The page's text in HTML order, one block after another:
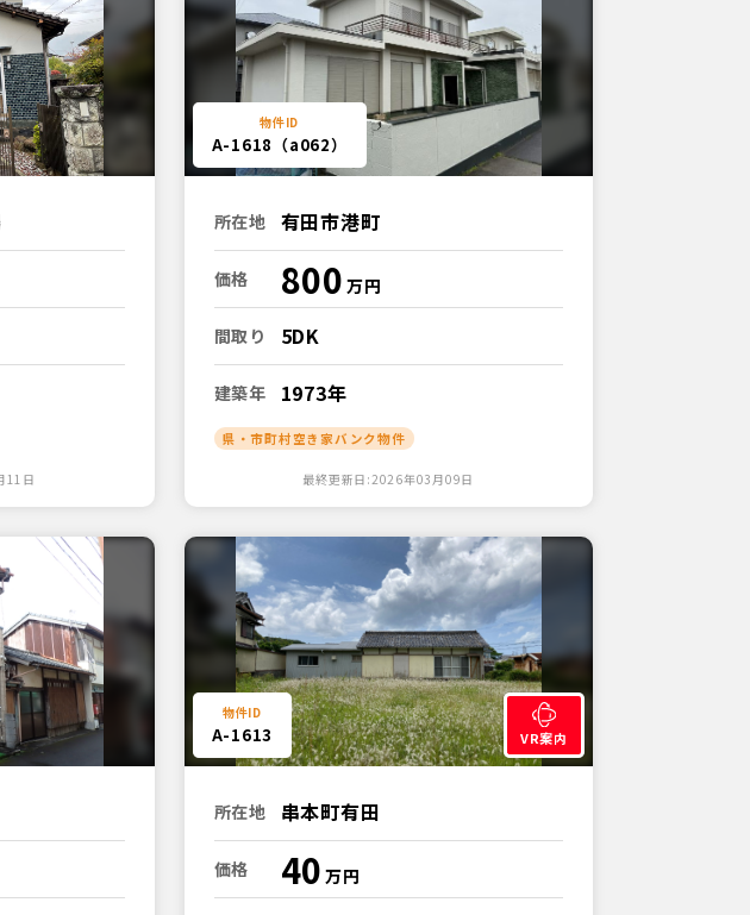
11日
A-1618（a062）
所在地 有田市港町
価格 800
間取り 5DK
建築年 1973年
県・市町村空き家バンク物件
最終更新日:2026年03月09日
A-1613 VR案内
所在地 串本町有田
価格 40